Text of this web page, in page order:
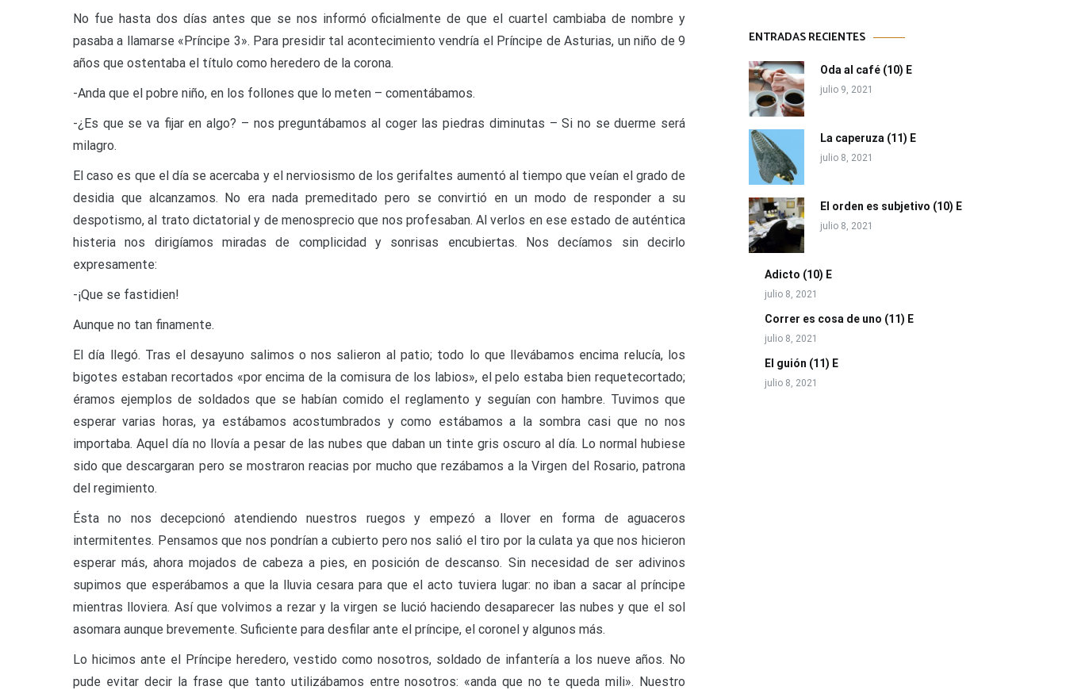
No fue hasta dos días antes que se nos informó oficialmente de que el cuartel cambiaba de nombre y
pasaba a llamarse «Príncipe 3». Para presidir tal acontecimiento vendría el Príncipe de Asturias, un niño de 9
años que ostentaba el título como heredero de la corona.
-Anda que el pobre niño, en los follones que lo meten – comentábamos.
-¿Es que se va fijar en algo? – nos preguntábamos al coger las piedras diminutas – Si no se duerme será
milagro.
El caso es que el día se acercaba y el nerviosismo de los gerifaltes aumentó al tiempo que veían el grado de
desidia que alcanzamos. No era nada premeditado pero se convirtió en un modo de responder a su
despotismo, al trato dictatorial y de menosprecio que nos profesaban. Al verlos en ese estado de auténtica
histeria nos dirigíamos miradas de complicidad y sonrisas encubiertas. Nos decíamos sin decirlo
expresamente:
-¡Que se fastidien!
Aunque no tan finamente.
El día llegó. Tras el desayuno salimos o nos salieron al patio; todo lo que llevábamos encima relucía, los
bigotes estaban recortados «por encima de la comisura de los labios», el pelo estaba bien requetecortado;
éramos ejemplos de soldados que se habían comido el reglamento y seguían con hambre. Tuvimos que
esperar varias horas, ya estábamos acostumbrados y como estábamos a la sombra casi que no nos
importaba. Aquel día no llovía a pesar de las nubes que daban un tinte gris oscuro al día. Lo normal hubiese
sido que descargaran pero se mostraron reacias por mucho que rezábamos a la Virgen del Rosario, patrona
del regimiento.
Ésta no nos decepcionó atendiendo nuestros ruegos y empezó a llover en forma de aguaceros
intermitentes. Pensamos que nos pondrían a cubierto pero nos salió el tiro por la culata ya que nos hicieron
esperar más, ahora mojados de cabeza a pies, en posición de descanso. Sin necesidad de ser adivinos
supimos que esperábamos a que la lluvia cesara para que el acto tuviera lugar: no iban a sacar al príncipe
mientras lloviera. Así que volvimos a rezar y la virgen se lució haciendo desaparecer las nubes y que el sol
asomara aunque brevemente. Suficiente para desfilar ante el príncipe, el coronel y algunos más.
Lo hicimos ante el Príncipe heredero, vestido como nosotros, soldado de infantería a los nueve años. No
pude evitar decir la frase que tanto utilizábamos entre nosotros: «anda que no te queda mili». Nuestro
ENTRADAS RECIENTES
Oda al café (10) E
julio 9, 2021
La caperuza (11) E
julio 8, 2021
El orden es subjetivo (10) E
julio 8, 2021
Adicto (10) E
julio 8, 2021
Correr es cosa de uno (11) E
julio 8, 2021
El guión (11) E
julio 8, 2021